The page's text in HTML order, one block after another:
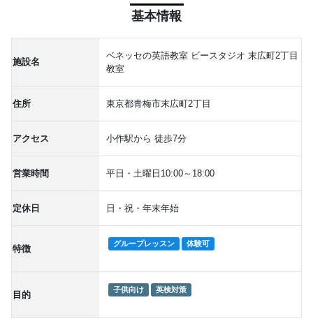
基本情報
施設名
ベネッセの英語教室 ビースタジオ 末広町2丁目
教室
住所 東京都青梅市末広町2丁目
アクセス 小作駅から 徒歩7分
営業時間 平日・土曜日10:00～18:00
定休日 日・祝・年末年始
特徴 グループレッスン 体験可
目的 子供向け 英検対策